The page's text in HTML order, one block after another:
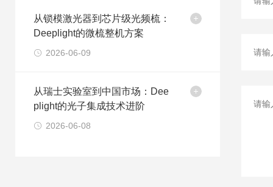
从锁模激光器到芯片级光频梳：
Deeplight的微梳整机方案
2026-06-09
从瑞士实验室到中国市场：Dee
plight的光子集成技术进阶
2026-06-08